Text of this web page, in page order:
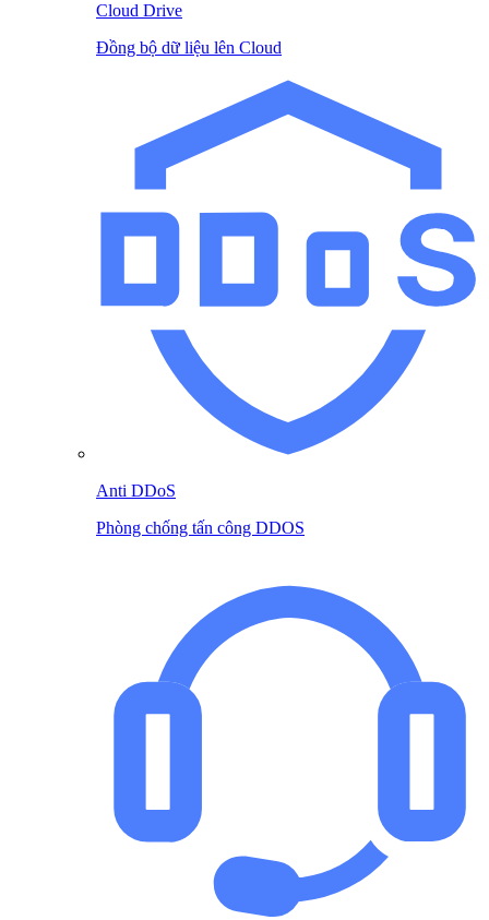
Cloud Drive
Đồng bộ dữ liệu lên Cloud
Anti DDoS
Phòng chống tấn công DDOS